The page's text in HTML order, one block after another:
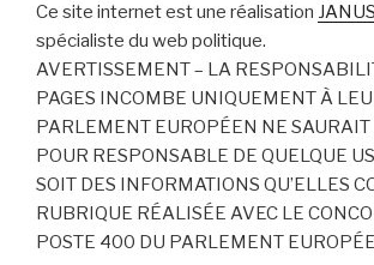
Ce site internet est une réalisation JANUS
spécialiste du web politique.
AVERTISSEMENT – LA
PAGES INCOMBE UNIQUEMENT À
PARLEMENT EUROPÉEN NE SAURAIT
POUR RESPONSABLE DE QUELQUE
SOIT DES INFORMATIONS QU’ELLES
RUBRIQUE RÉALISÉE AVEC LE
POSTE 400 DU PARLEMENT